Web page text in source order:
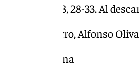
23, 23-20, 17-13, 28-33. Al
Pérez Pizarro, Alfonso
Canaria Arena